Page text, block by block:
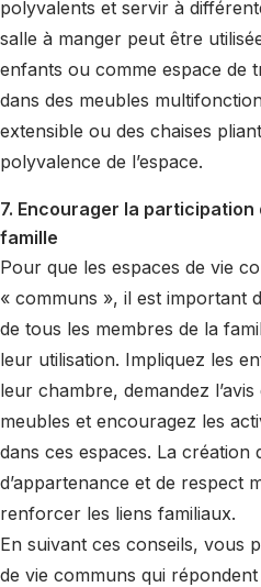
polyvalents et servir à
salle à manger peut être
enfants ou comme espace de
dans des meubles
extensible ou des chaises
polyvalence de l’espace.
7. Encourager la
famille
Pour que les espaces de vie
« communs », il est important
de tous les membres de la
leur utilisation. Impliquez les
leur chambre, demandez
meubles et encouragez les
dans ces espaces. La création
d’appartenance et de respect
renforcer les liens familiaux.
En suivant ces conseils, vous
de vie communs qui